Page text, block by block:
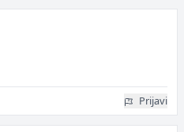
Prijavi